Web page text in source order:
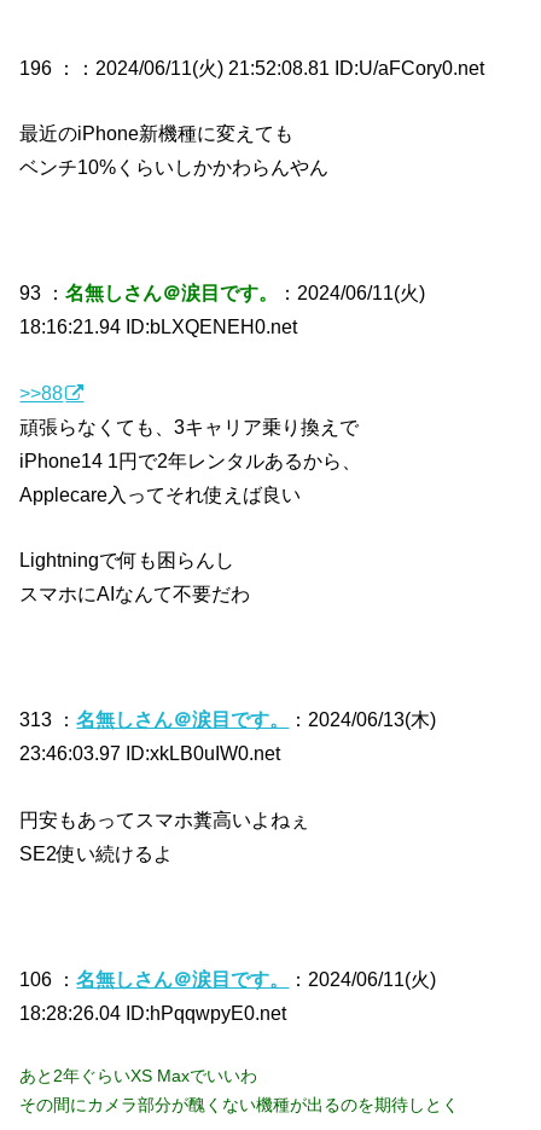
196 ： ：2024/06/11(火) 21:52:08.81 ID:U/aFCory0.net
最近のiPhone新機種に変えても
ベンチ10%くらいしかかわらんやん
93 ：名無しさん＠涙目です。
：2024/06/11(火)
18:16:21.94 ID:bLXQENEH0.net
>>88
頑張らなくても、3キャリア乗り換えで
iPhone14 1円で2年レンタルあるから、
Applecare入ってそれ使えば良い
Lightningで何も困らんし
スマホにAIなんて不要だわ
313 ：名無しさん＠涙目です。
：2024/06/13(木)
23:46:03.97 ID:xkLB0uIW0.net
円安もあってスマホ糞高いよねぇ
SE2使い続けるよ
106 ：名無しさん＠涙目です。
：2024/06/11(火)
18:28:26.04 ID:hPqqwpyE0.net
あと2年ぐらいXS Maxでいいわ
その間にカメラ部分が醜くない機種が出るのを期待しとく